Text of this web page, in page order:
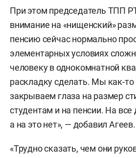
При этом председатель ТПП
внимание на «нищенский»
пенсию сейчас нормально
элементарных условиях
человеку в однокомнатной
раскладку сделать. Мы как-
закрываем глаза на размер
студентам и на пенсии. На все
а на это нет», — добавил Агеев.
«Трудно сказать, чем они